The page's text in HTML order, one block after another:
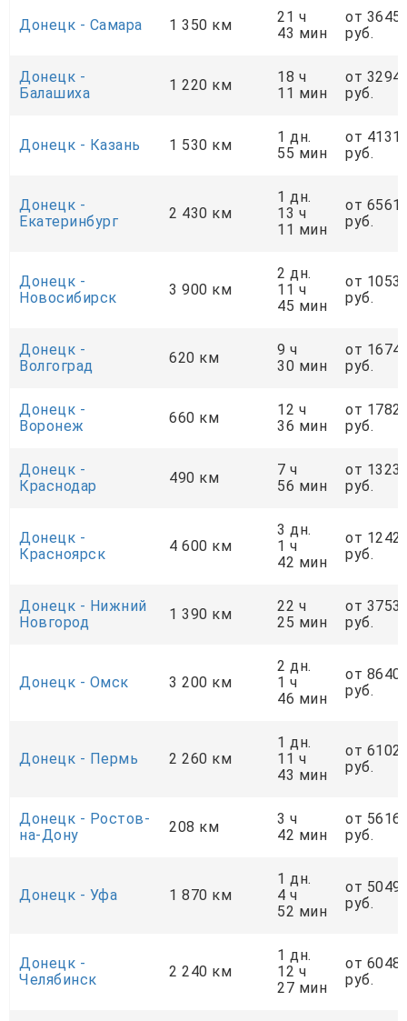
Донецк - Самара 1 350 км
21 ч
43 мин
от
руб.
Донецк -
Балашиха
1 220 км
18 ч
11 мин
от
руб.
Донецк - Казань 1 530 км
1 дн.
55 мин
от
руб.
Донецк -
Екатеринбург
2 430 км
1 дн.
13 ч
11 мин
от
руб.
Донецк -
Новосибирск
3 900 км
2 дн.
11 ч
45 мин
от
руб.
Донецк -
Волгоград
620 км
9 ч
30 мин
от
руб.
Донецк -
Воронеж
660 км
12 ч
36 мин
от
руб.
Донецк -
Краснодар
490 км
7 ч
56 мин
от
руб.
Донецк -
Красноярск
4 600 км
3 дн.
1 ч
42 мин
от
руб.
Донецк - Нижний
Новгород
1 390 км
22 ч
25 мин
от
руб.
Донецк - Омск 3 200 км
2 дн.
1 ч
46 мин
от
руб.
Донецк - Пермь 2 260 км
1 дн.
11 ч
43 мин
от
руб.
Донецк - Ростов-
на-Дону
208 км
3 ч
42 мин
от 5616
руб.
Донецк - Уфа 1 870 км
1 дн.
4 ч
52 мин
от
руб.
Донецк -
Челябинск
2 240 км
1 дн.
12 ч
27 мин
от
руб.